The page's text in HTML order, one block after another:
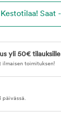
yli 50€ tilauksille
ilmaisen toimituksen!
päivässä.